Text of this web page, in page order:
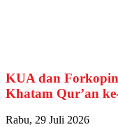
KUA dan
Khatam Qur’an
Rabu, 29 Juli 2026